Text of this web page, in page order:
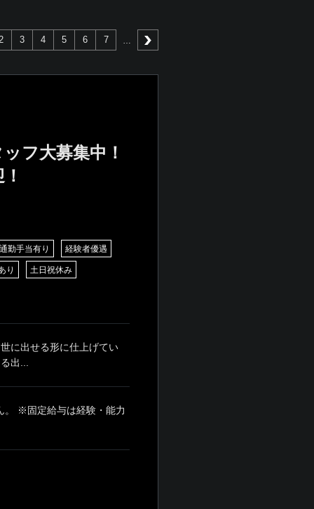
3 4 5 6 7
フ大募集中！
通勤手当有り 経験者優遇
り 土日祝休み
に出せる形に仕上げてい
出...
。 ※固定給与は経験・能力